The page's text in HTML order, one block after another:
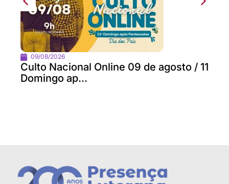
09/08/2026
Culto Nacional Online 09 de agosto / 11
Domingo ap...